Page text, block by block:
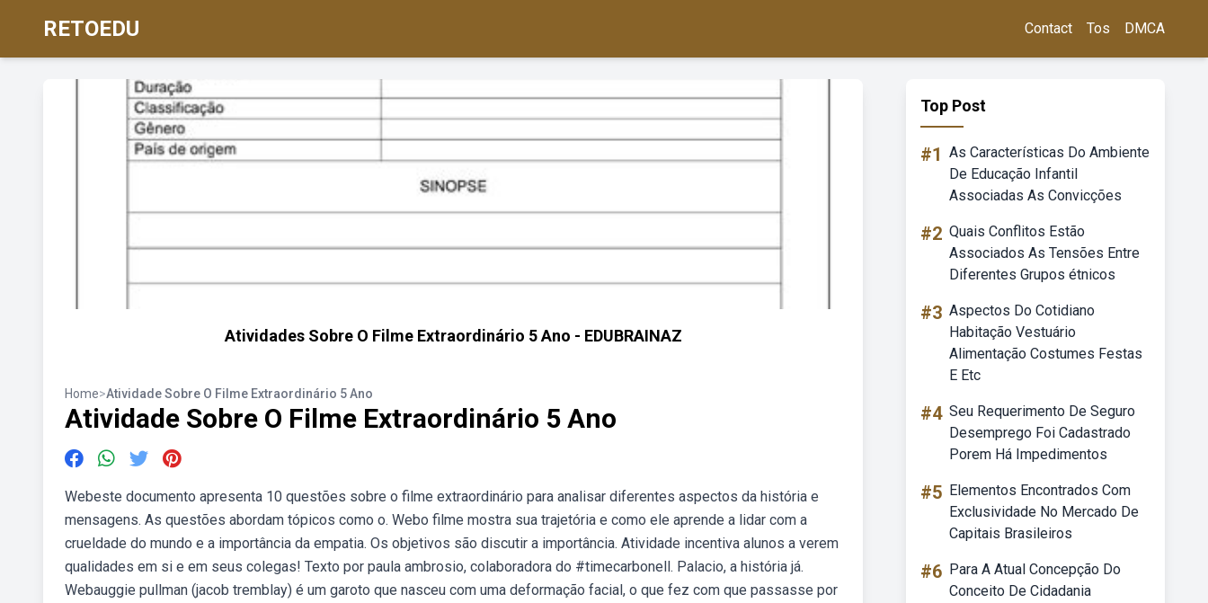
RETOEDU Contact Tos DMCA
Atividades Sobre O Filme Extraordinário 5 Ano - EDUBRAINAZ
Home>Atividade Sobre O Filme Extraordinário 5 Ano
Atividade Sobre O Filme Extraordinário 5 Ano
Webeste documento apresenta 10 questões sobre o filme extraordinário para analisar diferentes aspectos da história e
mensagens. As questões abordam tópicos como o. Webo filme mostra sua trajetória e como ele aprende a lidar com a
crueldade do mundo e a importância da empatia. Os objetivos são discutir a importância. Atividade incentiva alunos a verem
qualidades em si e em seus colegas! Texto por paula ambrosio, colaboradora do #timecarbonell. Palacio, a história já.
Webauggie pullman (jacob tremblay) é um garoto que nasceu com uma deformação facial, o que fez com que passasse por
Top Post
#1 As Características Do Ambiente
De Educação Infantil
Associadas As Convicções
#2 Quais Conflitos Estão
Associados As Tensões Entre
Diferentes Grupos étnicos
#3 Aspectos Do Cotidiano
Habitação Vestuário
Alimentação Costumes Festas
E Etc
#4 Seu Requerimento De Seguro
Desemprego Foi Cadastrado
Porem Há Impedimentos
#5 Elementos Encontrados Com
Exclusividade No Mercado De
Capitais Brasileiros
#6 Para A Atual Concepção Do
Conceito De Cidadania